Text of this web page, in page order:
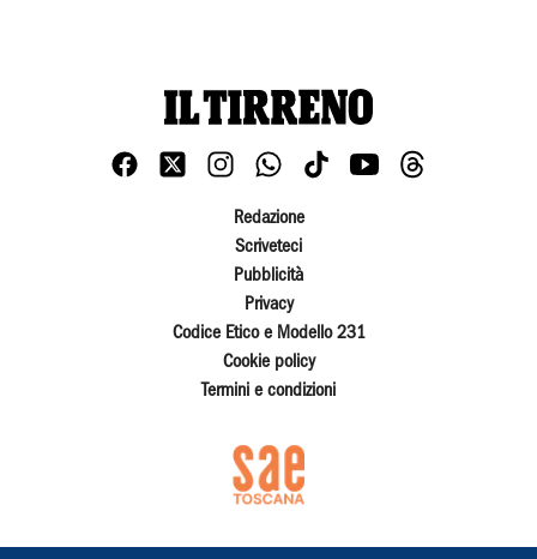
Redazione
Scriveteci
Pubblicità
Privacy
Codice Etico e Modello 231
Cookie policy
Termini e condizioni